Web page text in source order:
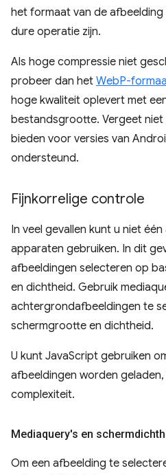
het formaat van de afbeelding
dure operatie zijn.
Als hoge compressie niet
probeer dan het WebP-
hoge kwaliteit oplevert met
bestandsgrootte. Vergeet
bieden voor versies van
ondersteund.
Fijnkorrelige controle
In veel gevallen kunt u niet
apparaten gebruiken. In dit
afbeeldingen selecteren op
en dichtheid. Gebruik
achtergrondafbeeldingen te
schermgrootte en dichtheid.
U kunt JavaScript gebruiken
afbeeldingen worden
complexiteit.
Mediaquery's en
Om een ​​afbeelding te